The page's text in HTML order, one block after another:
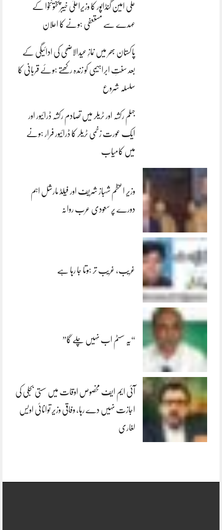
علی امین گنڈاپور کا وزیراعلیٰ خیبرپختونخوا کے
عہدے سے مستعفی ہونے کا اعلان
پاکستان بھر میں نمازِ عیدالاضحی کی ادائیگی کے
بعد سنتِ ابراہیمی کو زندہ رکھتے ہوئے قربانی کا
سلسلہ شروع
جہلم رکشہ اور ٹریلر میں تصادم رکشہ ڈرائیور اور
ایک عورت زخمی ٹریلر کا ڈرائیور فرار ہونے
میں کامیاب
وزیر اعظم شہباز شریف اور فیلڈ مارشل اہم
دورے پر سعودی عرب روانہ
غریب، غریب تر ہوتا جا رہا ہے
“یہ سسٹم اب نہیں چلے گا”
آئی ایم ایف مخصوص اوقات میں سستی بجلی کی
اجازت نہیں دے رہا، وفاقی وزیر توانائی اویس
لغاری